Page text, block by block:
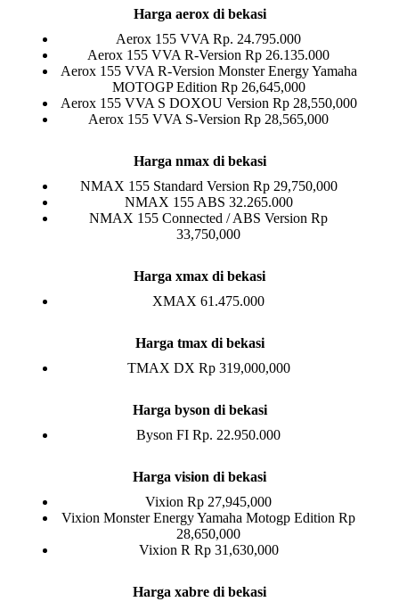
Harga aerox di bekasi
Aerox 155 VVA Rp. 24.795.000
Aerox 155 VVA R-Version Rp 26.135.000
Aerox 155 VVA R-Version Monster Energy Yamaha
MOTOGP Edition Rp 26,645,000
Aerox 155 VVA S DOXOU Version Rp 28,550,000
Aerox 155 VVA S-Version Rp 28,565,000
Harga nmax di bekasi
NMAX 155 Standard Version Rp 29,750,000
NMAX 155 ABS 32.265.000
NMAX 155 Connected / ABS Version Rp
33,750,000
Harga xmax di bekasi
XMAX 61.475.000
Harga tmax di bekasi
TMAX DX Rp 319,000,000
Harga byson di bekasi
Byson FI Rp. 22.950.000
Harga vision di bekasi
Vixion Rp 27,945,000
Vixion Monster Energy Yamaha Motogp Edition Rp
28,650,000
Vixion R Rp 31,630,000
Harga xabre di bekasi